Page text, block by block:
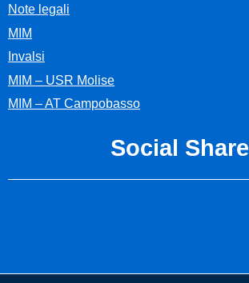
Le carte della
Regolamenti
Patto di corresponsabilità
Codice di comportamento
Note legali
MIM
Invalsi
MIM – USR Molise
MIM – AT Campobasso
Social Share